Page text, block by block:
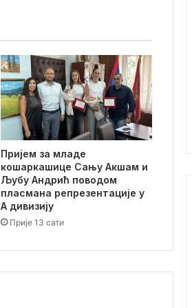
Пријем за младе
кошаркашице Сању Акшам и
Љубу Андрић поводом
пласмана репрезентације у
А дивизију
Прије 13 сати